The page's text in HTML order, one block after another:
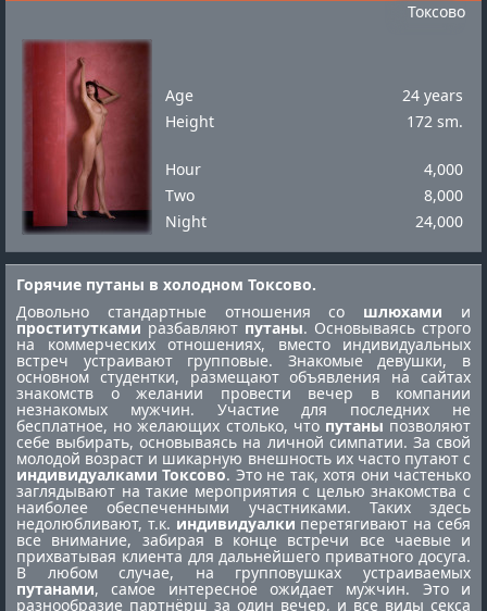
Токсово
Age
24 years
Height
172 sm.
Hour
4,000
Two
8,000
Night
24,000
Горячие путаны в холодном Токсово.
Довольно стандартные отношения со шлюхами и
проституткамиразбавляют путаны. Основываясь строго
на коммерческих отношениях, вместо индивидуальных
встреч устраивают групповые. Знакомые девушки, в
основном студентки, размещают объявления на сайтах
знакомств о желании провести вечер в компании
незнакомых мужчин. Участие для последних не
бесплатное, но желающих столько, что путаны позволяют
себе выбирать, основываясь на личной симпатии. За свой
молодой возраст и шикарную внешность их часто путают с
индивидуалками Токсово. Это не так, хотя они частенько
заглядывают на такие мероприятия с целью знакомства с
наиболее обеспеченными участниками. Таких здесь
недолюбливают, т.к. индивидуалки перетягивают на себя
все внимание, забирая в конце встречи все чаевые и
прихватывая клиента для дальнейшего приватного досуга.
В любом случае, на групповушках устраиваемых
путанами, самое интересное ожидает мужчин. Это и
разнообразие партнёрш за один вечер, и все виды секса